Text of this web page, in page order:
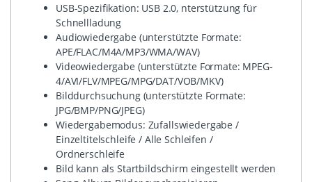
USB-Spezifikation: USB 2.0, nterstützung für
Schnellladung
Audiowiedergabe (unterstützte Formate:
APE/FLAC/M4A/MP3/WMA/WAV)
Videowiedergabe (unterstützte Formate: MPEG-
4/AVI/FLV/MPEG/MPG/DAT/VOB/MKV)
Bilddurchsuchung (unterstützte Formate:
JPG/BMP/PNG/JPEG)
Wiedergabemodus: Zufallswiedergabe /
Einzeltitelschleife / Alle Schleifen /
Ordnerschleife
Bild kann als Startbildschirm eingestellt werden